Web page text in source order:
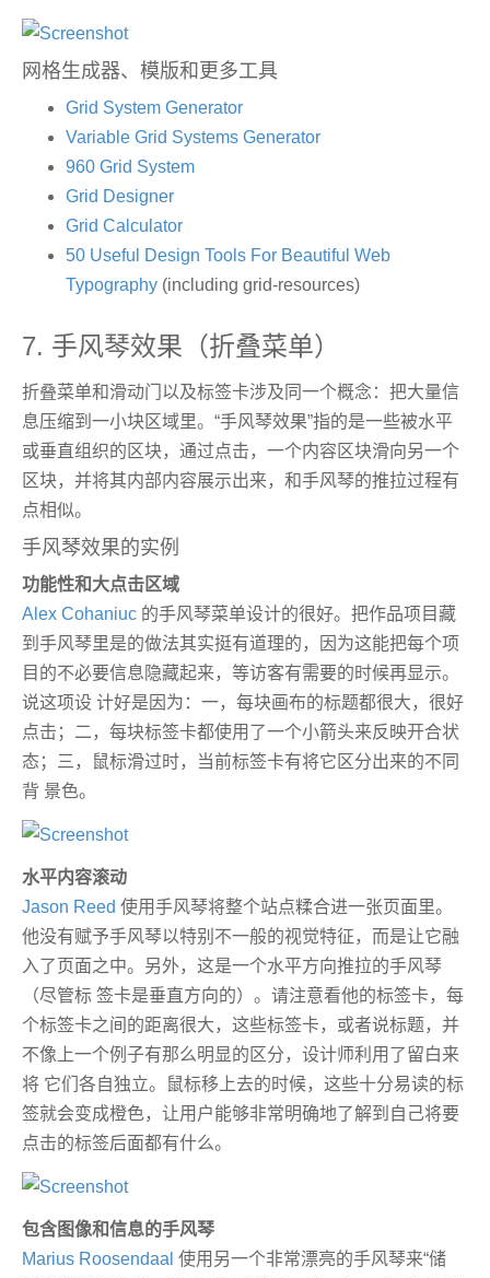
网格生成器、模版和更多工具
Grid System Generator
Variable Grid Systems Generator
960 Grid System
Grid Designer
Grid Calculator
50 Useful Design Tools For Beautiful Web
Typography (including grid-resources)
7. 手风琴效果（折叠菜单）
折叠菜单和滑动门以及标签卡涉及同一个概念：把大量信
息压缩到一小块区域里。“手风琴效果”指的是一些被水平
或垂直组织的区块，通过点击，一个内容区块滑向另一个
区块，并将其内部内容展示出来，和手风琴的推拉过程有
点相似。
手风琴效果的实例
功能性和大点击区域
Alex Cohaniuc 的手风琴菜单设计的很好。把作品项目藏
到手风琴里是的做法其实挺有道理的，因为这能把每个项
目的不必要信息隐藏起来，等访客有需要的时候再显示。
说这项设 计好是因为：一，每块画布的标题都很大，很好
点击；二，每块标签卡都使用了一个小箭头来反映开合状
态；三，鼠标滑过时，当前标签卡有将它区分出来的不同
背 景色。
水平内容滚动
Jason Reed 使用手风琴将整个站点糅合进一张页面里。
他没有赋予手风琴以特别不一般的视觉特征，而是让它融
入了页面之中。另外，这是一个水平方向推拉的手风琴
（尽管标 签卡是垂直方向的）。请注意看他的标签卡，每
个标签卡之间的距离很大，这些标签卡，或者说标题，并
不像上一个例子有那么明显的区分，设计师利用了留白来
将 它们各自独立。鼠标移上去的时候，这些十分易读的标
签就会变成橙色，让用户能够非常明确地了解到自己将要
点击的标签后面都有什么。
包含图像和信息的手风琴
Marius Roosendaal 使用另一个非常漂亮的手风琴来“储